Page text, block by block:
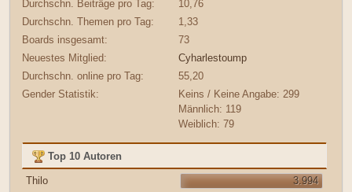
Durchschn. Beiträge pro Tag:
10,76
Durchschn. Themen pro Tag:
1,33
Boards insgesamt:
73
Neuestes Mitglied:
Cyharlestoump
Durchschn. online pro Tag:
55,20
Gender Statistik:
Keins / Keine Angabe: 299
Männlich: 119
Weiblich: 79
Top 10 Autoren
Thilo
3.994